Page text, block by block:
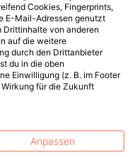
Cookies, Fingerprints,
E-Mail-Adressen genutzt
Drittinhalte von anderen
auf die weitere
durch den Drittanbieter
du in die oben
Einwilligung (z. B. im Footer
für die Zukunft
Anpassen